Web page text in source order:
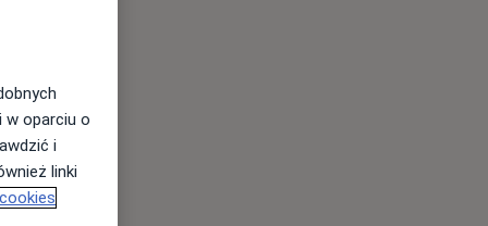
w oparciu o
i
linki